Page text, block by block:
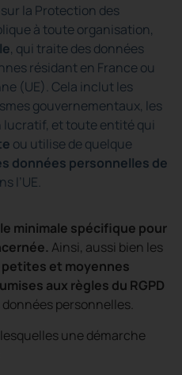
la Protection des
à toute organisation,
, qui traite des données
résidant en France ou
(UE). Cela inclut les
gouvernementaux, les
lucratif, et toute entité qui
ou utilise de quelque
données personnelles de
l’UE.
minimale spécifique pour
Ainsi, aussi bien les
petites et moyennes
aux règles du RGPD
personnelles.
une démarche